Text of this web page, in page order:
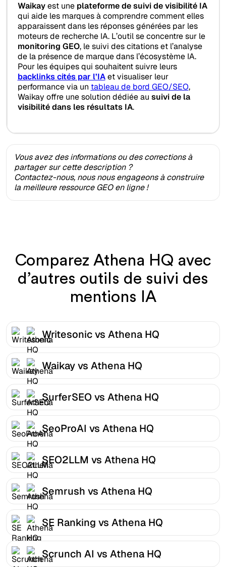
Waikayest une plateforme de suivi de visibilité IA
qui aide les marques à comprendre comment elles
apparaissent dans les réponses générées par les
moteurs de recherche IA. L’outil se concentre sur le
monitoring GEO, le suivi des citations et l’analyse
de la présence de marque dans l’écosystème IA.
Pour les équipes qui souhaitent suivre leurs
backlinks cités par l’IAet visualiser leur
performance via un tableau de bord GEO/SEO,
Waikay offre une solution dédiée au suivi de la
visibilité dans les résultats IA.
Vous avez des informations ou des corrections à
partager sur cette description ?
Contactez-nous, nous nous engageons à construire
la meilleure ressource GEO en ligne !
Comparez Athena HQ avec
d’autres outils de suivi des
mentions IA
Writesonic vs Athena HQ
Waikay vs Athena HQ
SurferSEO vs Athena HQ
SeoProAI vs Athena HQ
SEO2LLM vs Athena HQ
Semrush vs Athena HQ
SE Ranking vs Athena HQ
Scrunch AI vs Athena HQ